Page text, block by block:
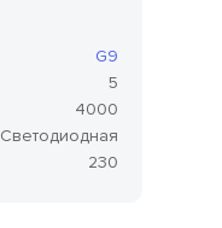
G9
5
4000
Светодиодная
230